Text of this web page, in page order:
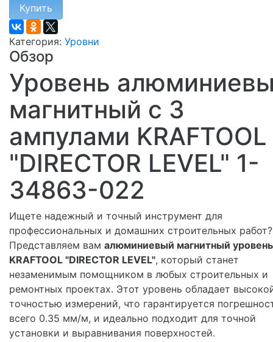
Купить
Категория: Уровни
Обзор
Уровень
магнитный с 3
ампулами KRAFTOOL
"DIRECTOR LEVEL" 1-
34863-022
Ищете надежный и точный инструмент для
профессиональных и домашних строительных работ?
Представляем вам алюминиевый магнитный уровень
KRAFTOOL "DIRECTOR LEVEL", который станет
незаменимым помощником в любых строительных и
ремонтных проектах. Этот уровень обладает
точностью измерений, что гарантируется
всего 0.35 мм/м, и идеально подходит для точной
установки и выравнивания поверхностей.